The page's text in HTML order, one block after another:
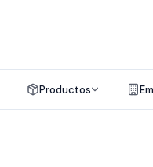
Productos